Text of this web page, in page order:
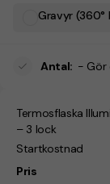
Gravyr
Antal: - Gör
Termosflaska
– 3 lock
Startkostnad
Pris